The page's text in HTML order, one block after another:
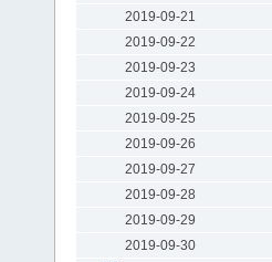
2019-09-21
2019-09-22
2019-09-23
2019-09-24
2019-09-25
2019-09-26
2019-09-27
2019-09-28
2019-09-29
2019-09-30